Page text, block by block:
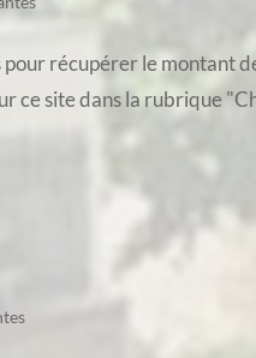
récupérer le montant
ce site dans la rubrique